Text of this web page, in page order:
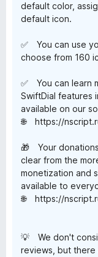
default color,
default icon.
✅ You can use
choose from 160
✅ You can learn
SwiftDial features
available on our
🌐 https://
🎁 Your
clear from the
monetization and
available to
🌐 https://
💡 We don't
reviews, but there